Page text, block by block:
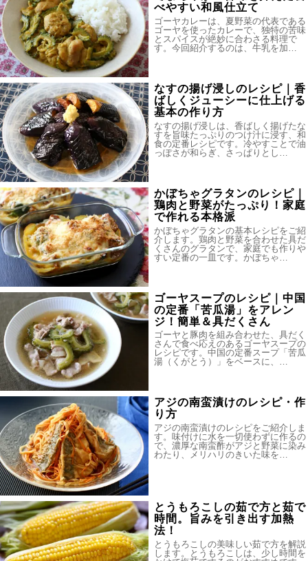
べやすい和風仕立て
ゴーヤカレーは、夏野菜の代表である
ゴーヤを使ったカレーで、独特の苦味
とスパイスが絶妙に合わさる料理で
す。今回紹介するのは、牛乳を加…
なすの揚げ浸しのレシピ｜香
ばしくジューシーに仕上げる
基本の作り方
なすの揚げ浸しは、香ばしく揚げたな
すを旨味たっぷりのつけ汁に浸す、和
食の定番レシピです。冷やすことで油
っぽさが和らぎ、さっぱりとし…
かぼちゃグラタンのレシピ｜
鶏肉と野菜がたっぷり！家庭
で作れる本格派
かぼちゃグラタンの基本レシピをご紹
介します。鶏肉と野菜を合わせた具だ
くさんのグラタンで、家庭でも作りや
すい定番の一皿です。かぼちゃ…
ゴーヤスープのレシピ｜中国
の定番「苦瓜湯」をアレン
ジ！簡単＆具だくさん
ゴーヤと豚肉を組み合わせた、具だく
さんで食べ応えのあるゴーヤスープの
レシピです。中国の定番スープ「苦瓜
湯（くがとう）」をベースに、…
アジの南蛮漬けのレシピ・作
り方
アジの南蛮漬けのレシピをご紹介しま
す。味付けに水を一切使わずに作るの
で、濃厚な南蛮酢がアジと野菜に染み
わたり、メリハリのきいた味を…
とうもろこしの茹で方と茹で
時間。旨みを引き出す加熱
法！
とうもろこしの美味しい茹で方を解説
します。とうもろこしは、少し時間を